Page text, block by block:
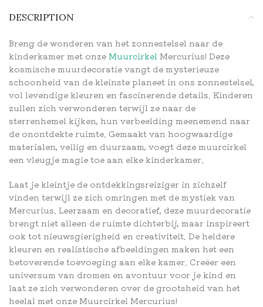
DESCRIPTION
Breng de wonderen van het zonnestelsel naar de
kinderkamer met onze Muurcirkel Mercurius! Deze
kosmische muurdecoratie vangt de mysterieuze
schoonheid van de kleinste planeet in ons zonnestelsel,
vol levendige kleuren en fascinerende details. Kinderen
zullen zich verwonderen terwijl ze naar de
sterrenhemel kijken, hun verbeelding meenemend naar
de onontdekte ruimte. Gemaakt van hoogwaardige
materialen, veilig en duurzaam, voegt deze muurcirkel
een vleugje magie toe aan elke kinderkamer.
Laat je kleintje de ontdekkingsreiziger in zichzelf
vinden terwijl ze zich omringen met de mystiek van
Mercurius. Leerzaam en decoratief, deze muurdecoratie
brengt niet alleen de ruimte dichterbij, maar inspireert
ook tot nieuwsgierigheid en creativiteit. De heldere
kleuren en realistische afbeeldingen maken het een
betoverende toevoeging aan elke kamer. Creëer een
universum van dromen en avontuur voor je kind en
laat ze zich verwonderen over de grootsheid van het
heelal met onze Muurcirkel Mercurius!